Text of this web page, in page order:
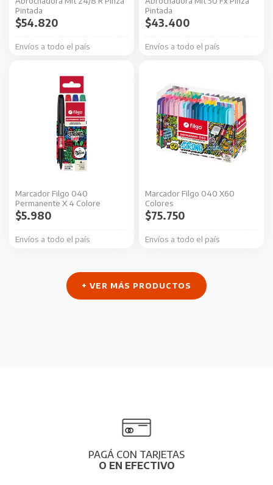
Pintada
Envíos a todo el país
$54.820
Pintada
Envíos a todo el país
$43.400
Marcador Filgo 040
Permanente X 4 Colore
Envíos a todo el país
$5.980
Marcador Filgo 040 X60
Colores
Envíos a todo el país
$75.750
+ VER MÁS PRODUCTOS
PAGÁ CON TARJETAS
O EN EFECTIVO